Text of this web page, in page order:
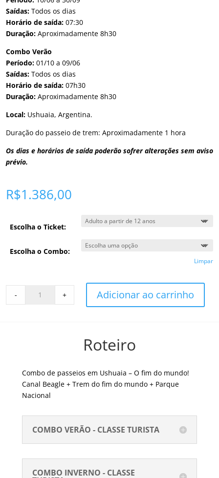
Saídas: Todos os dias
Horário de saída: 07:30
Duração: Aproximadamente 8h30
Combo Verão
Período: 01/10 a 09/06
Saídas: Todos os dias
Horário de saída: 07h30
Duração: Aproximadamente 8h30
Local: Ushuaia, Argentina.
Duração do passeio de trem: Aproximadamente 1 hora
Os dias e horários de saída poderão sofrer alterações sem aviso
prévio.
R$1.386,00
Escolha o Ticket:
Escolha o Combo:
Limpar
- + Adicionar ao carrinho
Roteiro
Combo de passeios em Ushuaia – O fim do mundo!
Canal Beagle + Trem do fim do mundo + Parque
Nacional
COMBO VERÃO - CLASSE TURISTA
COMBO INVERNO - CLASSE